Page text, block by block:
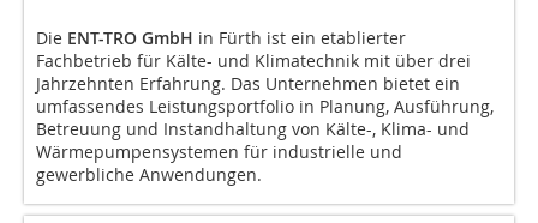
Die ENT-TRO GmbH in Fürth ist ein etablierter
Fachbetrieb für Kälte- und Klimatechnik mit über drei
Jahrzehnten Erfahrung. Das Unternehmen bietet ein
umfassendes Leistungsportfolio in Planung, Ausführung,
Betreuung und Instandhaltung von Kälte-, Klima- und
Wärmepumpensystemen für industrielle und
gewerbliche Anwendungen.